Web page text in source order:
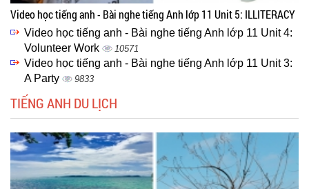
Video học tiếng anh - Bài nghe tiếng Anh lớp 11 Unit 5: ILLITERACY
Video học tiếng anh - Bài nghe tiếng Anh lớp 11 Unit 4:
Volunteer Work
10571
Video học tiếng anh - Bài nghe tiếng Anh lớp 11 Unit 3:
A Party
9833
TIẾNG ANH DU LỊCH